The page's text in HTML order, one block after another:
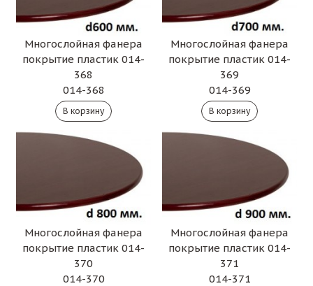
Многослойная фанера
покрытие пластик 014-
368
014-368
Многослойная фанера
покрытие пластик 014-
369
014-369
Многослойная фанера
покрытие пластик 014-
370
014-370
Многослойная фанера
покрытие пластик 014-
371
014-371